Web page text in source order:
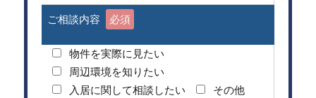
ご相談内容 必須
物件を実際に見たい
周辺環境を知りたい
入居に関して相談したい
その他